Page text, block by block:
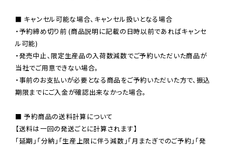
■ キャンセル可能な場合、キャンセル扱いとなる場合
・予約締め切り前 (商品説明に記載の日時以前であればキャンセ
ル可能)
・発売中止、限定生産品の入荷数減数でご予約いただいた商品が
当社でご用意できない場合。
・事前のお支払いが必要となる商品をご予約いただいた方で、振込
期限までにご入金が確認出来なかった場合。
■ 予約商品の送料計算について
【送料は一回の発送ごとに計算されます】
「延期」「分納」「生産上限に伴う減数」「月またぎでのご予約」「発